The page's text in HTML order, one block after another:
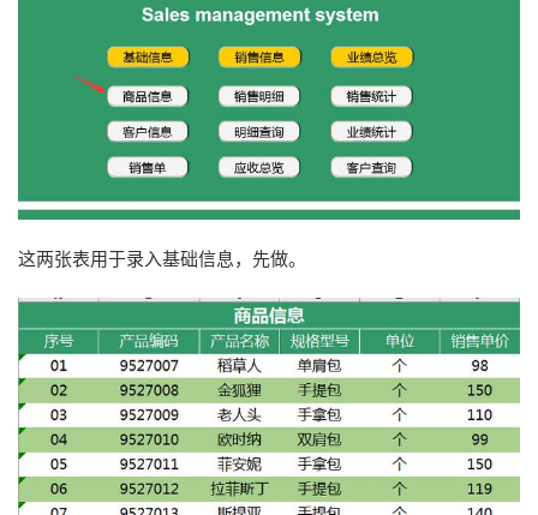
这两张表用于录入基础信息，先做。